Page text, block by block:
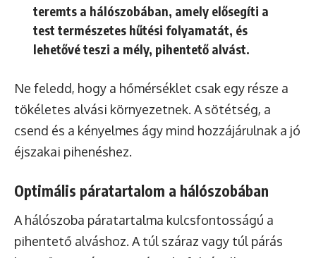
teremts a hálószobában, amely elősegíti a
test természetes hűtési folyamatát, és
lehetővé teszi a mély, pihentető alvást.
Ne feledd, hogy a hőmérséklet csak egy része a
tökéletes alvási környezetnek. A sötétség, a
csend és a kényelmes ágy mind hozzájárulnak a jó
éjszakai pihenéshez.
Optimális páratartalom a hálószobában
A hálószoba páratartalma kulcsfontosságú a
pihentető alváshoz. A túl száraz vagy túl párás